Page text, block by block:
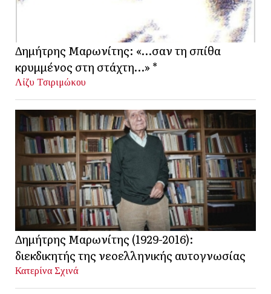
Δημήτρης Μαρωνίτης: «…σαν τη σπίθα
κρυμμένος στη στάχτη…» *
Λίζυ Τσιριμώκου
Δημήτρης Μαρωνίτης (1929-2016):
διεκδικητής της νεοελληνικής αυτογνωσίας
Κατερίνα Σχινά